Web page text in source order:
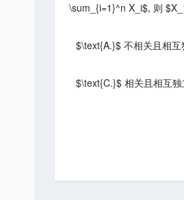
\sum_{i=1}^n X_i$, 则
$\text{A.}$ 不相关且相互
$\text{C.}$ 相关且相互独